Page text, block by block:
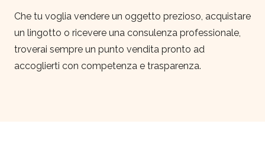
Che tu voglia vendere un oggetto prezioso, acquistare
un lingotto o ricevere una consulenza professionale,
troverai sempre un punto vendita pronto ad
accoglierti con competenza e trasparenza.